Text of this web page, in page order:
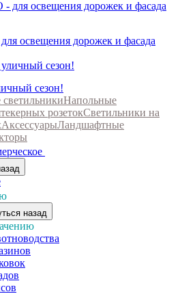
освещения дорожек и фасада
сезон!
Напольные
розетокСветильники на
АксессуарыЛандшафтные
назад